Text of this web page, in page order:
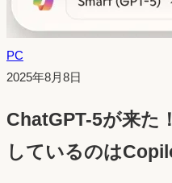
PC
投
日：
2025年8月8日
ChatGPT-5が来た
しているのは